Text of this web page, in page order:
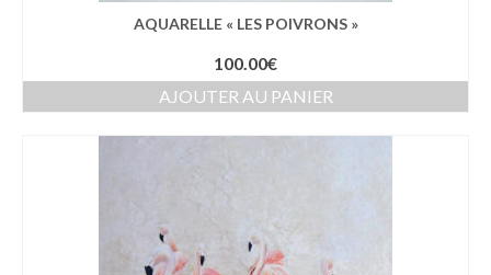
AQUARELLE « LES POIVRONS »
100.00€
AJOUTER AU PANIER